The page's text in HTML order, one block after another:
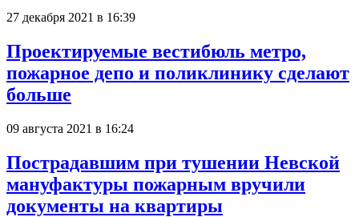
27 декабря 2021 в 16:39
Проектируемые вестибюль метро,
пожарное депо и поликлинику сделают
больше
09 августа 2021 в 16:24
Пострадавшим при тушении Невской
мануфактуры пожарным вручили
документы на квартиры